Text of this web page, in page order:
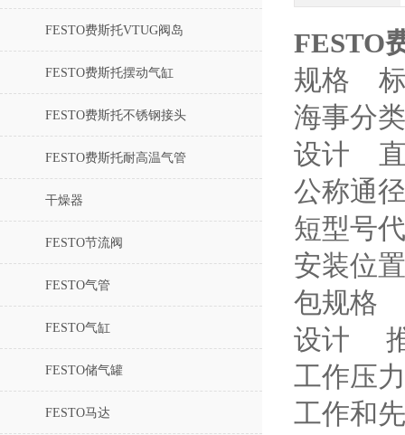
FESTO费斯托VTUG阀岛
FESTO费斯托摆动气缸
FESTO费斯托不锈钢接头
FESTO费斯托耐高温气管
干燥器
FESTO节流阀
FESTO气管
FESTO气缸
FESTO储气罐
FESTO马达
FESTO
规格
海事分
设计 直
公称通
短型号
安装位
包规格
设计
工作压
工作和